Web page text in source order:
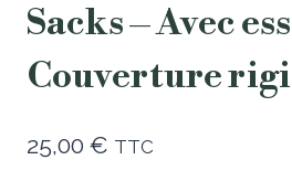
Sacks – Avec
Couverture
25,00 € TTC